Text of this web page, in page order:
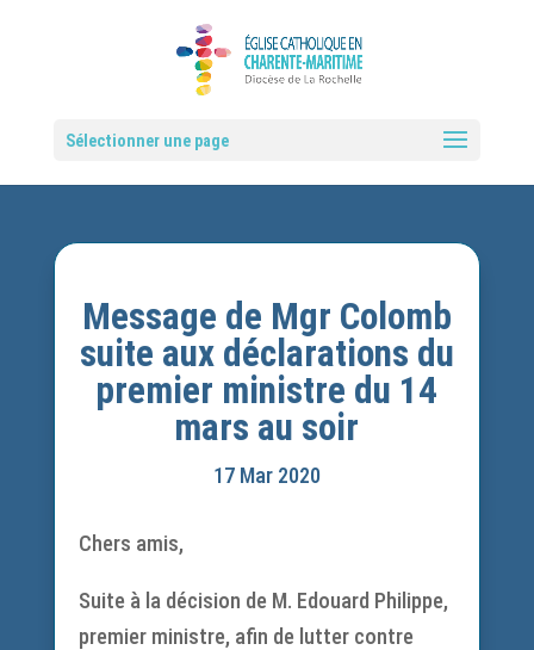
Sélectionner une page
Message de Mgr Colomb
suite aux déclarations du
premier ministre du 14
mars au soir
17 Mar 2020
Chers amis,
Suite à la décision de M. Edouard Philippe,
premier ministre, afin de lutter contre